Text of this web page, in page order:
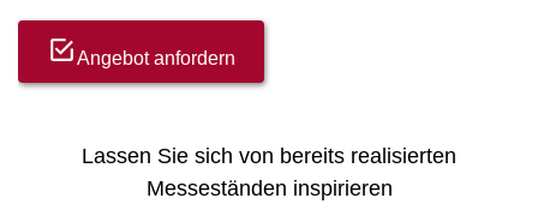
Angebot anfordern
Lassen Sie sich von bereits realisierten
Messeständen inspirieren